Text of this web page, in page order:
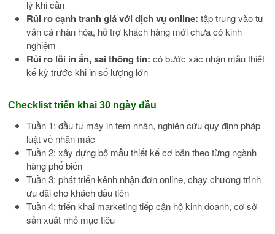
lý khi cần
Rủi ro cạnh tranh giá với dịch vụ online: tập trung vào tư
vấn cá nhân hóa, hỗ trợ khách hàng mới chưa có kinh
nghiệm
Rủi ro lỗi in ấn, sai thông tin: có bước xác nhận mẫu thiết
kế kỹ trước khi in số lượng lớn
Checklist triển khai 30 ngày đầu
Tuần 1: đầu tư máy in tem nhãn, nghiên cứu quy định pháp
luật về nhãn mác
Tuần 2: xây dựng bộ mẫu thiết kế cơ bản theo từng ngành
hàng phổ biến
Tuần 3: phát triển kênh nhận đơn online, chạy chương trình
ưu đãi cho khách đầu tiên
Tuần 4: triển khai marketing tiếp cận hộ kinh doanh, cơ sở
sản xuất nhỏ mục tiêu